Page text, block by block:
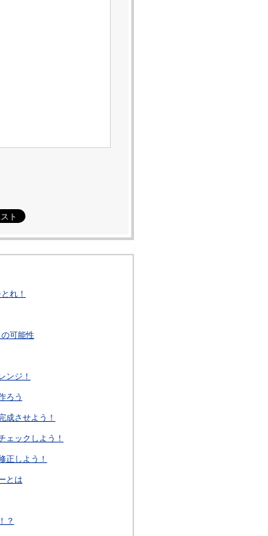
れ！
可能性
ンジ！
ろう
成させよう！
ェックしよう！
正しよう！
とは
？